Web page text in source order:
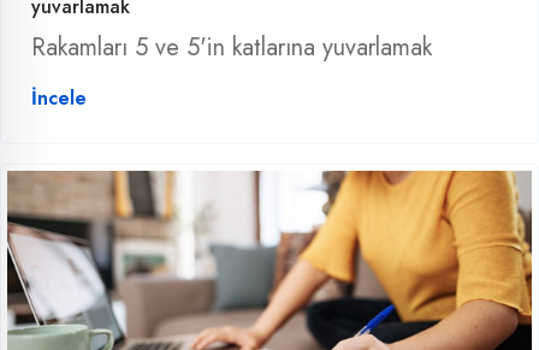
yuvarlamak
Rakamları 5 ve 5'in katlarına yuvarlamak
İncele